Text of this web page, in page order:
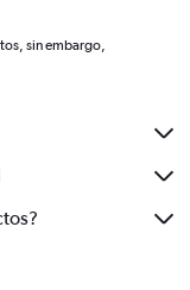
sin embargo,